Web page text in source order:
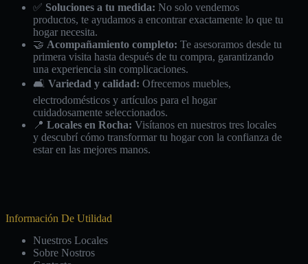
✅ Soluciones a tu medida: No solo vendemos
productos, te ayudamos a encontrar exactamente lo que tu
hogar necesita.
🤝 Acompañamiento completo: Te asesoramos desde tu
primera visita hasta después de tu compra, garantizando
una experiencia sin complicaciones.
🛋️ Variedad y calidad: Ofrecemos muebles,
electrodomésticos y artículos para el hogar
cuidadosamente seleccionados.
📍 Locales en Rocha: Visítanos en nuestros tres locales
y descubrí cómo transformar tu hogar con la confianza de
estar en las mejores manos.
Información De Utilidad
Nuestros Locales
Sobre Nostros